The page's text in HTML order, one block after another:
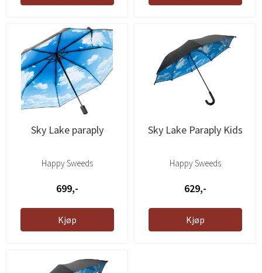
Sky Lake paraply
Happy Sweeds
699,-
Kjøp
Sky Lake Paraply Kids
Happy Sweeds
629,-
Kjøp